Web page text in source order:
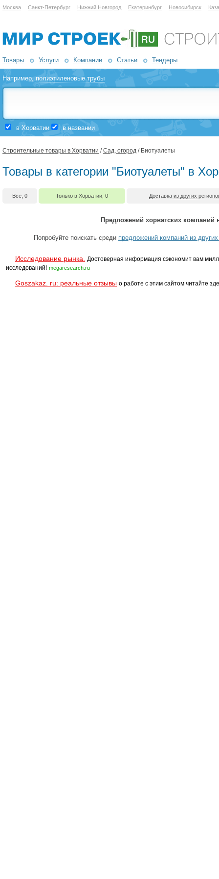
Москва Санкт-Петербург Нижний Новгород Екатеринбург Новосибирск
Товары Услуги Компании Статьи Тендеры
Например,полиэтиленовые трубы
в Хорватии в названии
Строительные товары в Хорватии /Сад, огород / Биотуалеты
Товары в категории "Биотуалеты" в
Все, 0 Только в Хорватии, 0 Доставка из других
Предложений хорватских компаний
Попробуйте поискать среди предложений компаний из
Исследование рынка.
Достоверная информация сэкономит вам
исследований! megaresearch.ru
Goszakaz. ru: реальные отзывы о работе с этим сайтом читайте